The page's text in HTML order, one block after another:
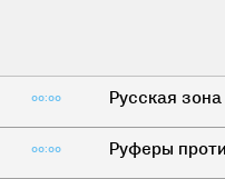
00:00 Русская зона
00:00 Руферы